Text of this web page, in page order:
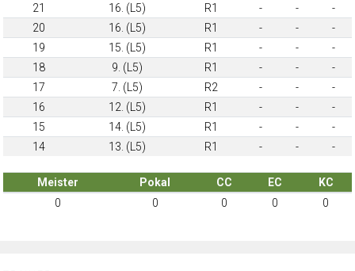
21
16. (L5) R1 - -
-
20
16. (L5) R1 - -
-
19
15. (L5) R1 - -
-
18
9. (L5) R1 - -
-
17
7. (L5) R2 - -
-
16
12. (L5) R1 - -
-
15
14. (L5) R1 - -
-
14
13. (L5) R1 - - -
Meister Pokal CC EC
KC
0
0 0 0 0